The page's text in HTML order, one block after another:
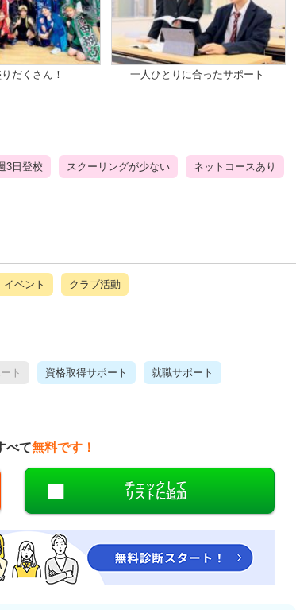
だくさん！ 一人ひとりに合ったサポート
3日登校 スクーリングが少ない ネットコースあり
イベント クラブ活動
ト 資格取得サポート 就職サポート
べて無料です！
チェックして
リストに追加